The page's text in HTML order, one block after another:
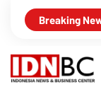
Breaking
Gabungan